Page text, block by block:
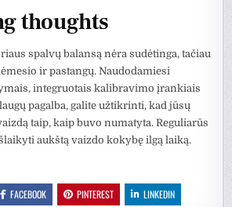
thoughts
spalvų balansą nėra sudėtinga, tačiau
ir pastangų. Naudodamiesi
integruotais kalibravimo įrankiais
pagalba, galite užtikrinti, kad jūsų
taip, kaip buvo numatyta. Reguliarūs
aukštą vaizdo kokybę ilgą laiką.
FACEBOOK PINTEREST LINKEDIN